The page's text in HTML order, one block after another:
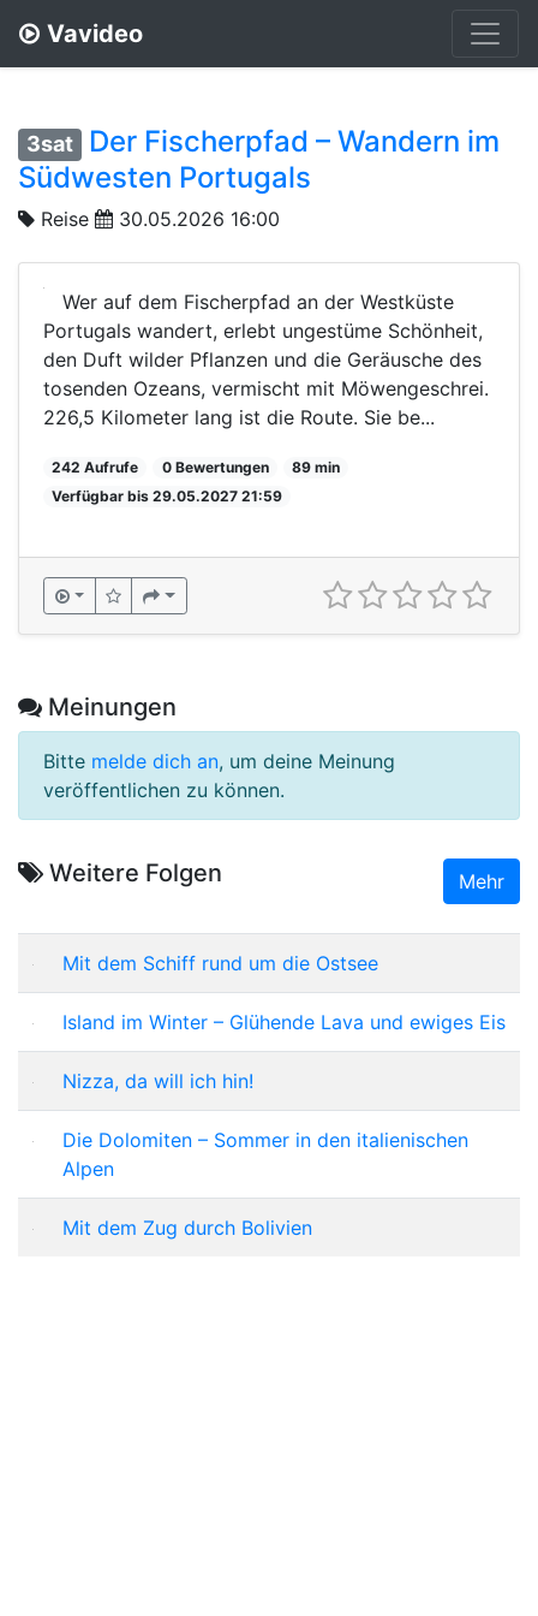
Vavideo
3sat
Der Fischerpfad – Wandern im
Südwesten Portugals
Reise 30.05.2026 16:00
Wer auf dem Fischerpfad an der Westküste
Portugals wandert, erlebt ungestüme Schönheit,
den Duft wilder Pflanzen und die Geräusche des
tosenden Ozeans, vermischt mit Möwengeschrei.
226,5 Kilometer lang ist die Route. Sie be...
242 Aufrufe 0 Bewertungen
89 min
Verfügbar bis 29.05.2027 21:59
Meinungen
Bitte melde dich an, um deine Meinung
veröffentlichen zu können.
Weitere Folgen Mehr
Mit dem Schiff rund um die Ostsee
Island im Winter – Glühende Lava und ewiges Eis
Nizza, da will ich hin!
Die Dolomiten – Sommer in den italienischen
Alpen
Mit dem Zug durch Bolivien